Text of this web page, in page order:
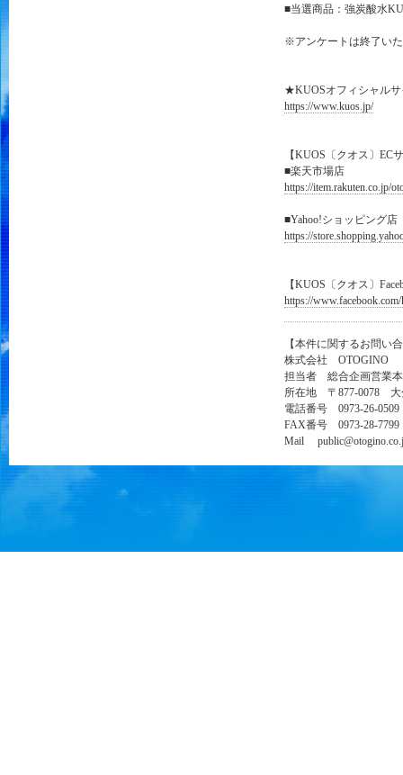
■当選商品：強炭酸水
※アンケートは終了い
★KUOSオフィシャル
https://www.kuos.jp/
【KUOS〔クオス〕EC
■楽天市場店
https://item.rakuten.co.jp/
■Yahoo!ショッピング店
https://
【KUOS〔クオス〕
https://
【本件に関するお問い
株式会社 OTOGINO
担当者 総合企画営業
所在地 〒877-0078 大
電話番号 0973-26-0509
FAX番号 0973-28-7799
Mail